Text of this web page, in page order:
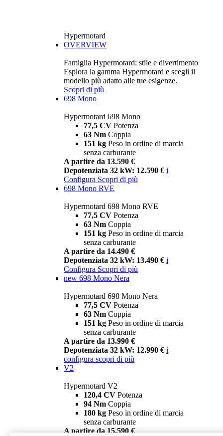
Hypermotard
OVERVIEW
Famiglia Hypermotard: stile e divertimento
Esplora la gamma Hypermotard e scegli il
modello più adatto alle tue esigenze.
Scopri di più
698 Mono
Hypermotard 698 Mono
77,5 CV Potenza
63 Nm Coppia
151 kg Peso in ordine di marcia
senza carburante
A partire da 13.590 €
Depotenziata 32 kW: 12.590 € i
Configura Scopri di più
698 Mono RVE
Hypermotard 698 Mono RVE
77,5 CV Potenza
63 Nm Coppia
151 kg Peso in ordine di marcia
senza carburante
A partire da 14.490 €
Depotenziata 32 kW: 13.490 € i
Configura Scopri di più
new 698 Mono Nera
Hypermotard 698 Mono Nera
77,5 CV Potenza
63 Nm Coppia
151 kg Peso in ordine di marcia
senza carburante
A partire da 13.990 €
Depotenziata 32 kW: 12.990 € i
configura scopri di più
V2
Hypermotard V2
120,4 CV Potenza
94 Nm Coppia
180 kg Peso in ordine di marcia
senza carburante
A partire da 15.590 €